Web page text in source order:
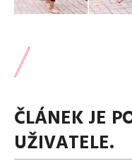
ČLÁNEK JE
UŽIVATELE.